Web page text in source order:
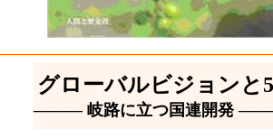
グローバルビジョンと
――― 岐路に立つ国連開発